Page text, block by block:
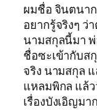
ผมชื่อ จินตนา
อยากรู้จริงๆ ว่
นามสกุลนี้มา
ชื่อซะเข้ากับส
จริง นามสกุล
แหลมพิกล แล้
เรื่องบังเอิญมา